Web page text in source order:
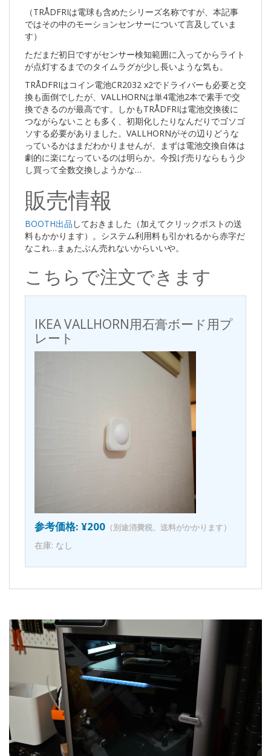
（TRÅDFRIは電球も含めたシリーズ名称ですが、本記事
ではその中のモーションセンサーについて言及していま
す）
ただまだ初日ですがセンサー検知範囲に入ってからライト
が点灯するまでのタイムラグが少し長いような気も。
TRÅDFRIはコイン電池CR2032 x2でドライバーも必要と交
換も面倒でしたが、VALLHORNは単4電池2本で素手で交
換できるのが最高です。しかもTRÅDFRIは電池交換後に
つながらないことも多く、初期化したりなんだりでゴソゴ
ソする必要がありました。VALLHORNがその辺りどうな
っているかはまだわかりませんが、まずは電池交換自体は
劇的に楽になっているのは明らか。今投げ売りならもう少
し買って全数交換しようかな…
販売情報
BOOTH出品 しておきました（加えてクリックポストの送
料もかかります）。システム利用料も引かれるから赤字だ
なこれ…まぁたぶん売れないからいいや。
こちらで注文できます
IKEA VALLHORN用石膏ボード用プ
レート
参考価格: ¥200 （別途消費税、送料がかかります）
在庫: なし